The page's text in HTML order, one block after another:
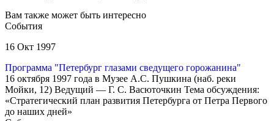
Вам также может быть интересно
События
16 Окт 1997
Программа "Петербург глазами сведущего горожанина"
16 октября 1997 года в Музее А.С. Пушкина (наб. реки
Мойки, 12) Ведущий — Г. С. Васюточкин Тема обсуждения:
«Стратегический план развития Петербурга от Петра Первого
до наших дней»